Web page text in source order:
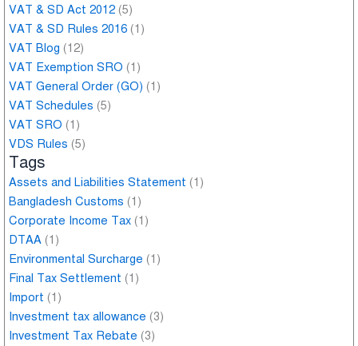
VAT & SD Act 2012 (5)
VAT & SD Rules 2016 (1)
VAT Blog (12)
VAT Exemption SRO (1)
VAT General Order (GO) (1)
VAT Schedules (5)
VAT SRO (1)
VDS Rules (5)
Tags
Assets and Liabilities Statement (1)
Bangladesh Customs (1)
Corporate Income Tax (1)
DTAA (1)
Environmental Surcharge (1)
Final Tax Settlement (1)
Import (1)
Investment tax allowance (3)
Investment Tax Rebate (3)